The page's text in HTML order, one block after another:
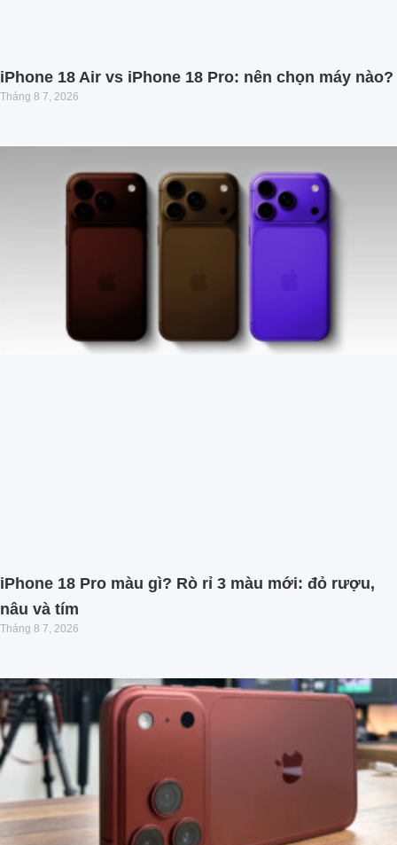
iPhone 18 Air vs iPhone 18 Pro: nên chọn máy nào?
Tháng 8 7, 2026
iPhone 18 Pro màu gì? Rò rỉ 3 màu mới: đỏ rượu,
nâu và tím
Tháng 8 7, 2026